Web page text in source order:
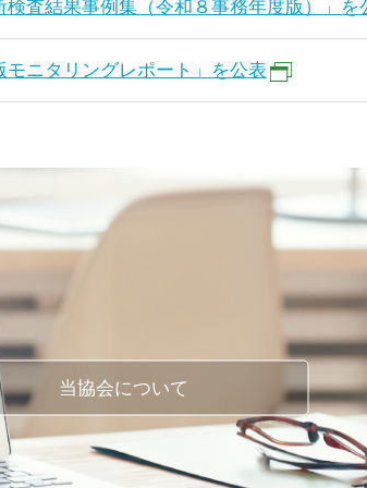
査結果事例集（令和８事務年度版）」を
ニタリングレポート」を公表
当協会について